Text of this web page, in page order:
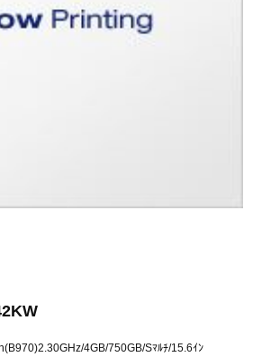
4GB/750GB/Sﾏﾙﾁ/15.6ｲﾝ